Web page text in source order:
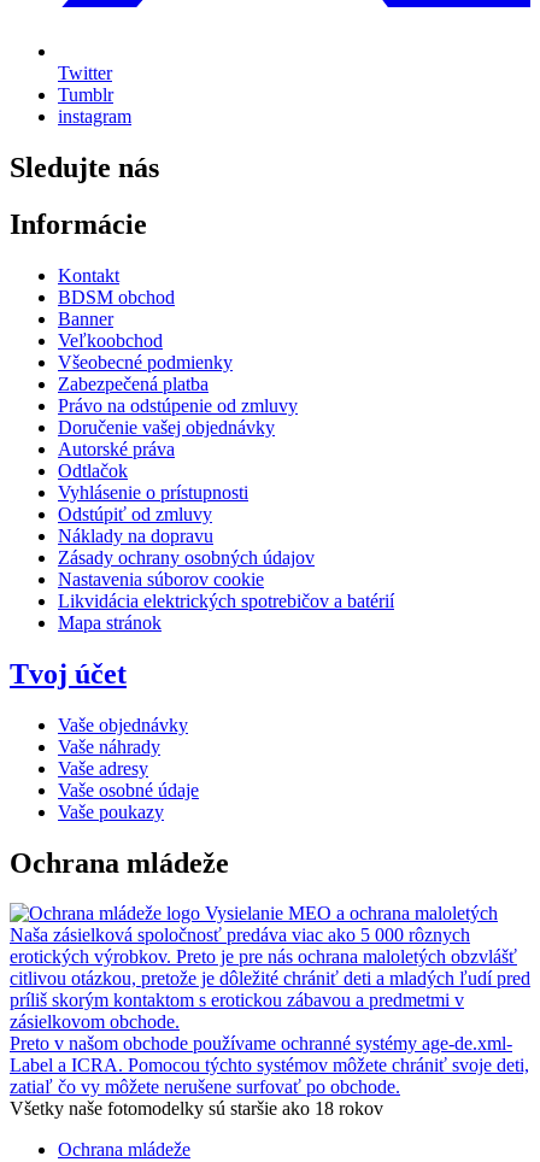
Twitter
Tumblr
instagram
Sledujte nás
Informácie
Kontakt
BDSM obchod
Banner
Veľkoobchod
Všeobecné podmienky
Zabezpečená platba
Právo na odstúpenie od zmluvy
Doručenie vašej objednávky
Autorské práva
Odtlačok
Vyhlásenie o prístupnosti
Odstúpiť od zmluvy
Náklady na dopravu
Zásady ochrany osobných údajov
Nastavenia súborov cookie
Likvidácia elektrických spotrebičov a batérií
Mapa stránok
Tvoj účet
Vaše objednávky
Vaše náhrady
Vaše adresy
Vaše osobné údaje
Vaše poukazy
Ochrana mládeže
Vysielanie MEO a ochrana maloletých
Naša zásielková spoločnosť predáva viac ako 5 000 rôznych
erotických výrobkov. Preto je pre nás ochrana maloletých obzvlášť
citlivou otázkou, pretože je dôležité chrániť deti a mladých ľudí pred
príliš skorým kontaktom s erotickou zábavou a predmetmi v
zásielkovom obchode.
Preto v našom obchode používame ochranné systémy age-de.xml-
Label a ICRA. Pomocou týchto systémov môžete chrániť svoje deti,
zatiaľ čo vy môžete nerušene surfovať po obchode.
Všetky naše fotomodelky sú staršie ako 18 rokov
Ochrana mládeže